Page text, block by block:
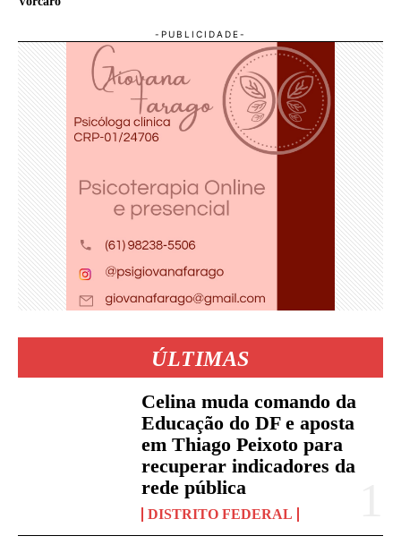
ÚLTIMAS
Celina muda comando da
Educação do DF e aposta
em Thiago Peixoto para
recuperar indicadores da
rede pública
DISTRITO FEDERAL